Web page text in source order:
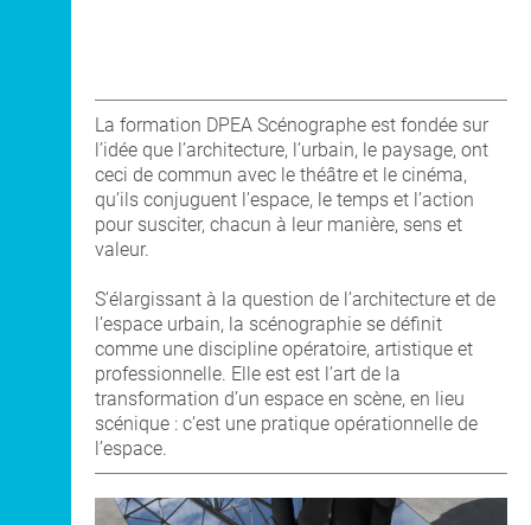
La formation DPEA Scénographe est fondée sur
l’idée que l’architecture, l’urbain, le paysage, ont
ceci de commun avec le théâtre et le cinéma,
qu’ils conjuguent l’espace, le temps et l’action
pour susciter, chacun à leur manière, sens et
valeur.
S’élargissant à la question de l’architecture et de
l’espace urbain, la scénographie se définit
comme une discipline opératoire, artistique et
professionnelle. Elle est est l’art de la
transformation d’un espace en scène, en lieu
scénique : c’est une pratique opérationnelle de
l’espace.